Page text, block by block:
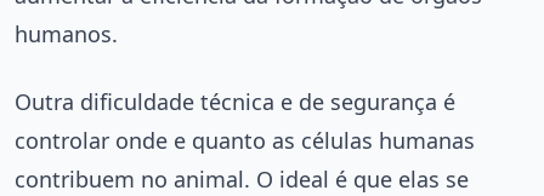
humanos.
Outra dificuldade técnica e de segurança é
controlar onde e quanto as células humanas
contribuem no animal. O ideal é que elas se